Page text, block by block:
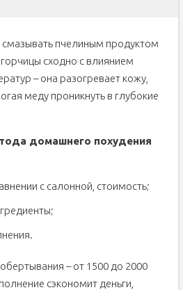
смазывать пчелиным продуктом
сходно с влиянием
– она разогревает кожу,
меду проникнуть в глубокие
домашнего похудения
с салонной, стоимость;
– от 1500 до 2000
сэкономит деньги,